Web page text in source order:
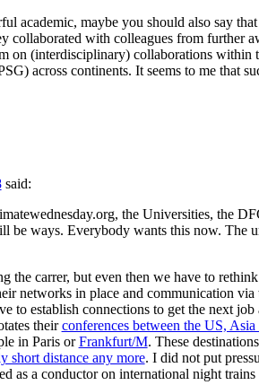
academic, maybe you should also say
collaborated with colleagues from further
on (interdisciplinary) collaborations within
across continents. It seems to me that
said:
the Universities, the
ways. Everybody wants this now. The
the carrer, but even then we have to
networks in place and communication
to establish connections to get the next
theirconferences between the US,
in Paris orFrankfurt/M. These
short distance any more. I did not put
as a conductor on international night